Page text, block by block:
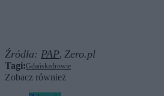
Źródła: PAP, Zero.pl
Tagi:Gdańskzdrowie
Zobacz również